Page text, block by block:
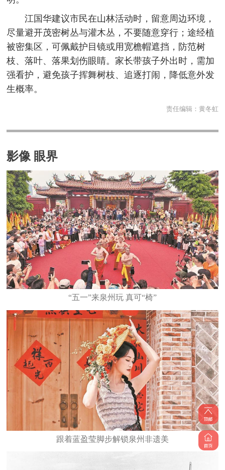
江国华建议市民在山林活动时，留意周边环境，
尽量避开茂密树丛与灌木丛，不要随意穿行；途经植
被密集区，可佩戴护目镜或用宽檐帽遮挡，防范树
枝、落叶、落果划伤眼睛。家长带孩子外出时，需加
强看护，避免孩子挥舞树枝、追逐打闹，降低意外发
生概率。
责任编辑： 黄冬虹
影像 眼界
“五一”来泉州玩 真可“椅”
跟着蓝盈莹脚步解锁泉州非遗美